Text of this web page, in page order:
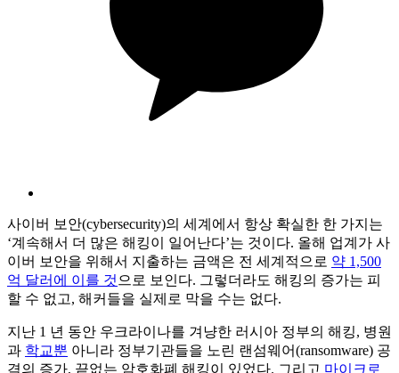
사이버 보안(cybersecurity)의 세계에서 항상 확실한 한 가지는
‘계속해서 더 많은 해킹이 일어난다’는 것이다. 올해 업계가 사
이버 보안을 위해서 지출하는 금액은 전 세계적으로 약 1,500
억 달러에 이를 것 으로 보인다. 그렇더라도 해킹의 증가는 피
할 수 없고, 해커들을 실제로 막을 수는 없다.
지난 1 년 동안 우크라이나를 겨냥한 러시아 정부의 해킹, 병원
과 학교뿐 아니라 정부기관들을 노린 랜섬웨어(ransomware) 공
격의 증가, 끝없는 암호화폐 해킹이 있었다. 그리고 마이크로